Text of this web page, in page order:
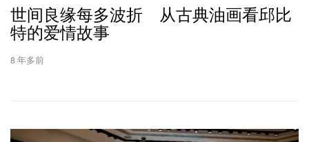
世间良缘每多波折 从古典油画看邱比
特的爱情故事
8 年多前